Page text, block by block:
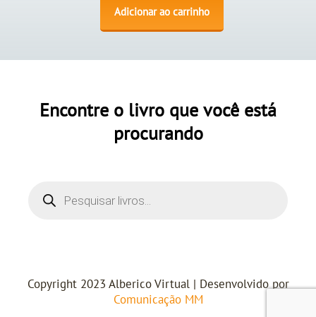
Adicionar ao carrinho
Encontre o livro que você está
procurando
Copyright 2023 Alberico Virtual | Desenvolvido por
Comunicação MM